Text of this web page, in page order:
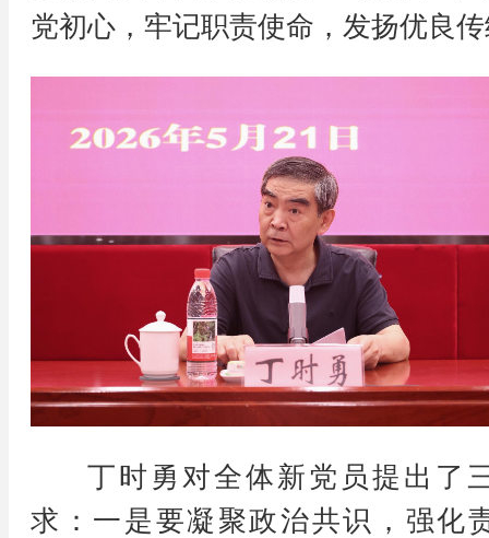
党初心，牢记职责使命，发扬优良
丁时勇对全体新党员提出了
求：一是要凝聚政治共识，强化